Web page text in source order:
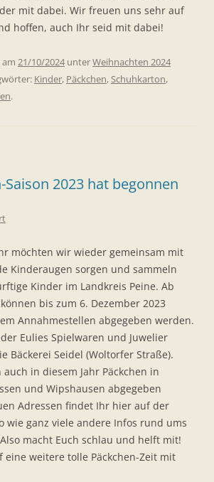
mit dabei. Wir freuen uns sehr auf
hoffen, auch Ihr seid mit dabei!
21/10/2024 unterWeihnachten 2024
Kinder, Päckchen,Schuhkarton,
.
Saison 2023 hat begonnen
möchten wir wieder gemeinsam mit
Kinderaugen sorgen und sammeln
Kinder im Landkreis Peine. Ab
bis zum 6. Dezember 2023
Annahmestellen abgegeben werden.
Eulies Spielwaren und Juwelier
Bäckerei Seidel (Woltorfer Straße).
in diesem Jahr Päckchen in
und Wipshausen abgegeben
Adressen findet Ihr hier auf der
wie ganz viele andere Infos rund ums
Also macht Euch schlau und helft mit!
weitere tolle Päckchen-Zeit mit